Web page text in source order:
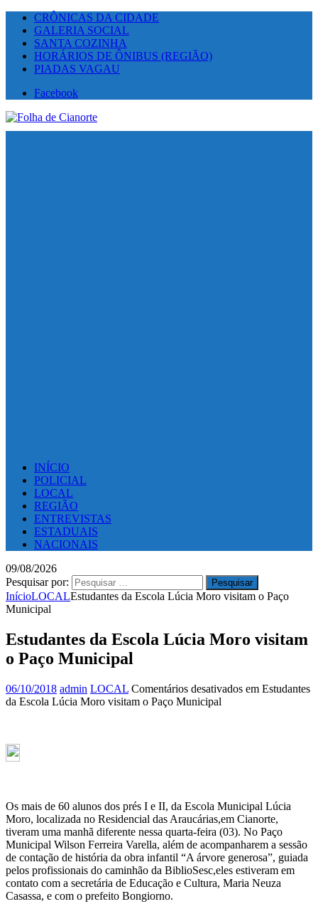
CRÔNICAS DA CIDADE
GALERIA SOCIAL
SANTA COZINHA
HORÁRIOS DE ÔNIBUS (REGIÃO)
PIADAS VAGAU
Facebook
INÍCIO
POLICIAL
LOCAL
REGIÃO
ENTREVISTAS
ESTADUAIS
NACIONAIS
09/08/2026
Pesquisar por:
InícioLOCALEstudantes da Escola Lúcia Moro visitam o Paço
Municipal
Estudantes da Escola Lúcia Moro visitam
o Paço Municipal
06/10/2018 admin LOCAL Comentários desativados em Estudantes
da Escola Lúcia Moro visitam o Paço Municipal
Os mais de 60 alunos dos prés I e II, da Escola Municipal Lúcia
Moro, localizada no Residencial das Araucárias,em Cianorte,
tiveram uma manhã diferente nessa quarta-feira (03). No Paço
Municipal Wilson Ferreira Varella, além de acompanharem a sessão
de contação de história da obra infantil “A árvore generosa”, guiada
pelos profissionais do caminhão da BiblioSesc,eles estiveram em
contato com a secretária de Educação e Cultura, Maria Neuza
Casassa, e com o prefeito Bongiorno.